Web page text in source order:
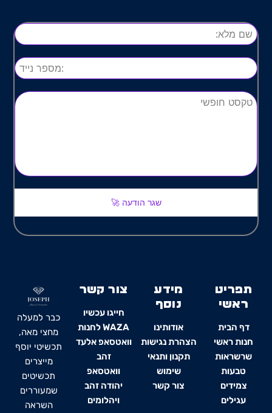
שגר הודעה 🚀
תפריט
ראשי
דף הבית
חנות ראשי
שרשראות
טבעות
צמידים
עגילים
מידע
נוסף
אודותינו
הצהרת נגישות
תקנון ותנאי
שימוש
צור קשר
צור קשר
חייגו עכשיו
WAZA לחנות
וואטסאפ אלעד
זהב
וואטסאפ
יהודה זהב
ויהלומים
כבר למעלה
מחצי מאה,
תכשיטי יוסף
מייצרים
תכשיטים
שמעוררים
השראה